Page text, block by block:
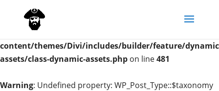
Warning: Undefined property: WP_Post_Type::$term_id in
/home/clients/48db8c25b33572c097ff0f6bb13c99c0/
content/themes/Divi/includes/builder/feature/
assets/class-dynamic-assets.php on line481
Warning: Undefined property: WP_Post_Type::$taxonomy